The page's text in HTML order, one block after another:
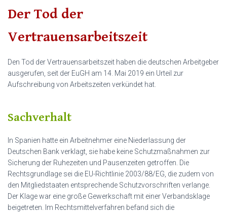
Der Tod der
Vertrauensarbeitszeit
Den Tod der Vertrauensarbeitszeit haben die deutschen Arbeitgeber
ausgerufen, seit der EuGH am 14. Mai 2019 ein Urteil zur
Aufschreibung von Arbeitszeiten verkündet hat.
Sachverhalt
In Spanien hatte ein Arbeitnehmer eine Niederlassung der
Deutschen Bank verklagt, sie habe keine Schutzmaßnahmen zur
Sicherung der Ruhezeiten und Pausenzeiten getroffen. Die
Rechtsgrundlage sei die EU-Richtlinie 2003/88/EG, die zudem von
den Mitgliedstaaten entsprechende Schutzvorschriften verlange.
Der Klage war eine große Gewerkschaft mit einer Verbandsklage
beigetreten. Im Rechtsmittelverfahren befand sich die